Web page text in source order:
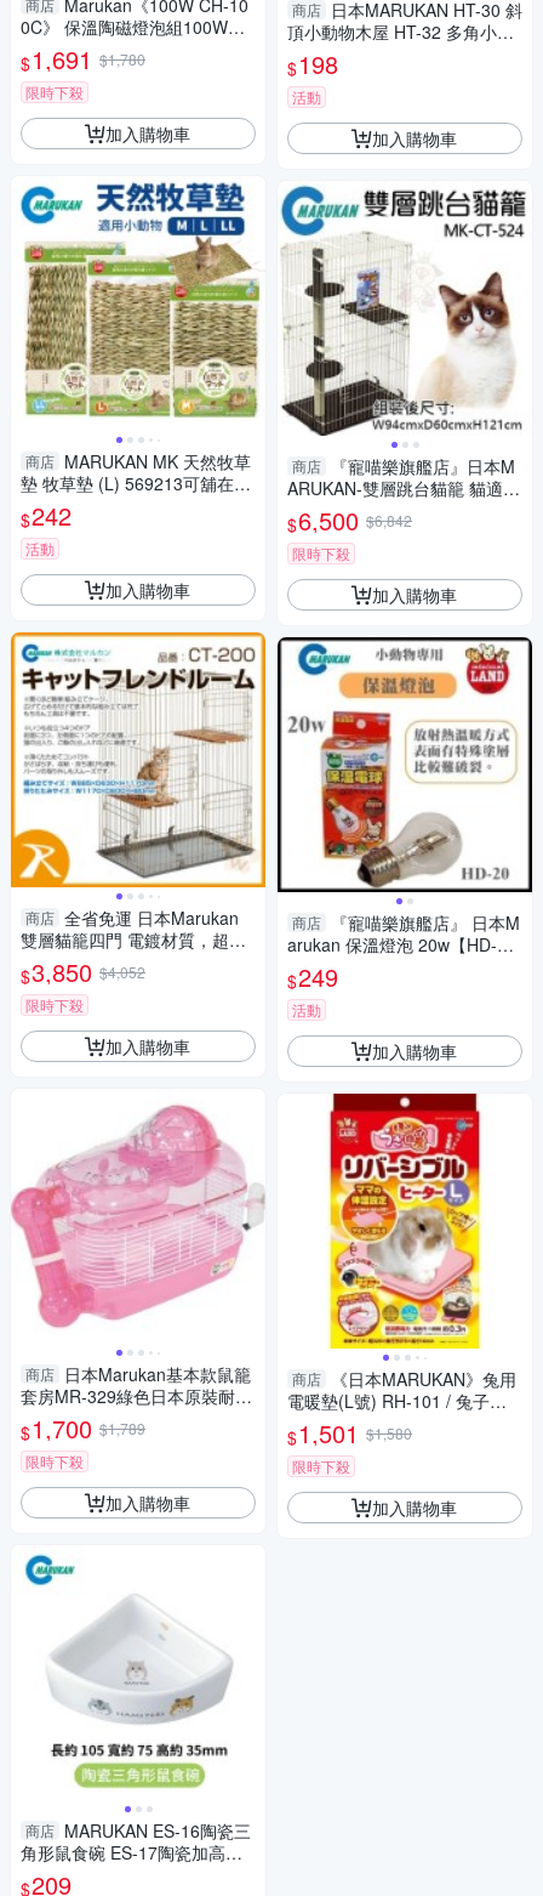
商店 Marukan《100W CH-10
0C》 保溫陶磁燈泡組100W
『寵喵樂旗艦店』
$1,691 $1,780
限時下殺
加入購物車
商店 MARUKAN MK 天然牧草
墊 牧草墊 (L) 569213可舖在籠
子中當睡墊亦可啃咬『寵喵樂
旗艦店』
$242
活動
加入購物車
商店 全省免運 日本Marukan
雙層貓籠四門 電鍍材質，超大
空間CT-200『寵喵樂旗艦店』
$3,850 $4,052
限時下殺
加入購物車
商店 日本Marukan基本款鼠籠
套房MR-329綠色日本原裝耐用
『寵喵樂旗艦店』
$1,700 $1,789
限時下殺
加入購物車
商店 MARUKAN ES-16陶瓷三
角形鼠食碗 ES-17陶瓷加高鼠
食碗『寵喵樂旗艦店』
$209
商店 日本MARUKAN HT-30 斜
頂小動物木屋 HT-32 多角小動
物木屋 『寵喵樂旗艦店』
$198
活動
加入購物車
商店
『寵喵樂旗艦店』日本M
ARUKAN-雙層跳台貓籠 貓適用
【MK-CT-524】
$6,500 $6,842
限時下殺
加入購物車
商店
『寵喵樂旗艦店』 日本M
arukan 保溫燈泡 20w【HD-2
0】
$249
活動
加入購物車
商店
《日本MARUKAN》兔用
電暖墊(L號) RH-101 / 兔子保
溫墊冬日必備『寵喵樂旗艦
店』
$1,501 $1,580
限時下殺
加入購物車